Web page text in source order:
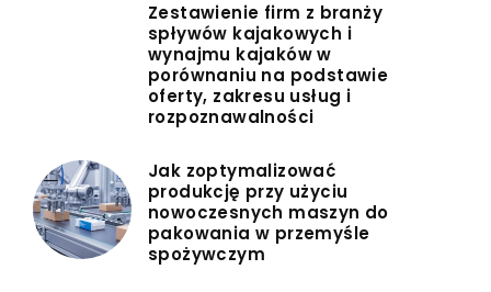
Zestawienie firm z branży
spływów kajakowych i
wynajmu kajaków w
porównaniu na podstawie
oferty, zakresu usług i
rozpoznawalności
Jak zoptymalizować
produkcję przy użyciu
nowoczesnych maszyn do
pakowania w przemyśle
spożywczym